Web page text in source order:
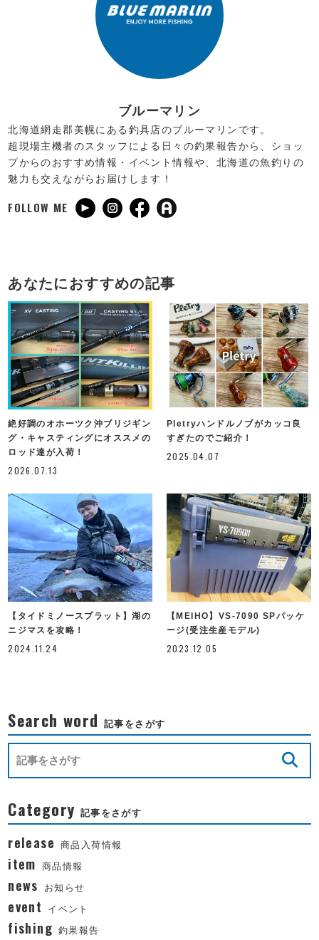
ブルーマリン
北海道網走郡美幌にある釣具店のブルーマリンです。
超現場主機者のスタッフによる日々の釣果報告から、ショッ
プからのおすすめ情報・イベント情報や、北海道の魚釣りの
魅力も交えながらお届けします！
FOLLOW ME
あなたにおすすめの記事
絶好調のオホーツク沖ブリジギン
グ・キャスティングにオススメの
ロッド達が入荷！
2026.07.13
Pletryハンドルノブがカッコ良
すぎたのでご紹介！
2025.04.07
【タイドミノースプラット】湖の
ニジマスを攻略！
2024.11.24
【MEIHO】VS-7090 SPパッケ
ージ(受注生産モデル)
2023.12.05
Search word 記事をさがす
Category 記事をさがす
release 商品入荷情報
item 商品情報
news お知らせ
event イベント
fishing 釣果報告